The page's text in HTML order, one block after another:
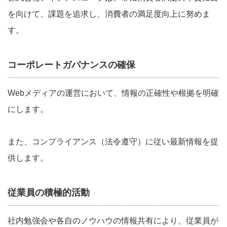
を向けて、課題を追求し、消費者の満足度向上に努めま
す。
コーポレートガバナンスの確保
Webメディアの運営において、情報の正確性や根拠を明確
にします。
また、コンプライアンス（法令遵守）に従い最新情報を提
供します。
従業員の積極的活動
社内勉強会や各自のノウハウの情報共有により、従業員が